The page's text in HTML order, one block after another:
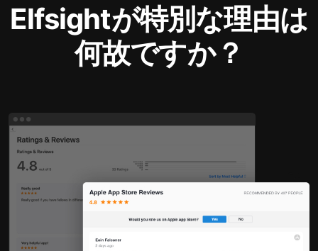
Elfsightが特別な理由は
何故ですか？